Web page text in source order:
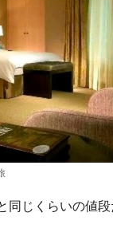
じくらいの値